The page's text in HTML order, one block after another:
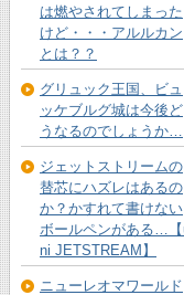
は燃やされてしまった
けど・・・アルルカン
とは？？
グリュック王国、ビュ
ッケブルグ城は今後ど
うなるのでしょうか…
ジェットストリームの
替芯にハズレはあるの
か？かすれて書けない
ボールペンがある…
ni JETSTREAM】
ニューレオマワールド